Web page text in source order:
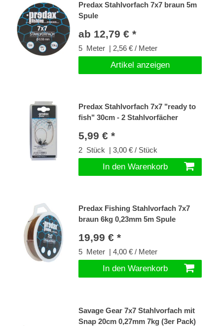
Predax Stahlvorfach 7x7 braun 5m
Spule
ab 12,79 € *
5 Meter | 2,56 € / Meter
Artikel anzeigen
Predax Stahlvorfach 7x7 "ready to
fish" 30cm - 2 Stahlvorfächer
5,99 € *
2 Stück | 3,00 € / Stück
In den Warenkorb
Predax Fishing Stahlvorfach 7x7
braun 6kg 0,23mm 5m Spule
19,99 € *
5 Meter | 4,00 € / Meter
In den Warenkorb
Savage Gear 7x7 Stahlvorfach mit
Snap 20cm 0,27mm 7kg (3er Pack)